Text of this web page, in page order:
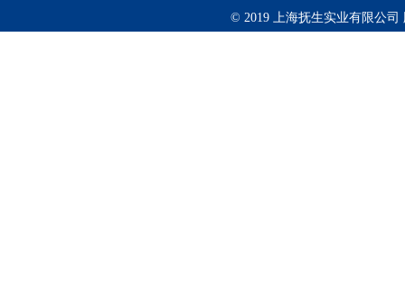
© 2019 上海抚生实业有限公司